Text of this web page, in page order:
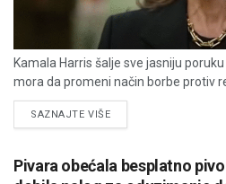
Kamala Harris šalje sve jasniju
mora da promeni način borbe protiv
SAZNAJTE VIŠEDETAILS
Pivara obećala besplatno